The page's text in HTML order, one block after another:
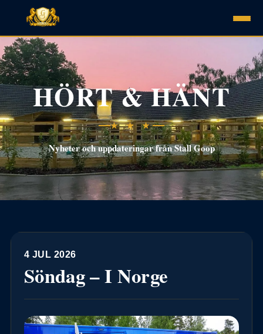
HÖRT & HÄNT
★ ★ ★
Nyheter och uppdateringar från Stall Goop
4 JUL 2026
Söndag – I Norge